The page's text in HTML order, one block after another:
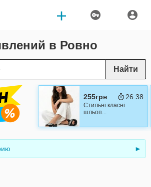
в Ровно
Найти
255грн 26:37
Стильні класні
шльоп...
►